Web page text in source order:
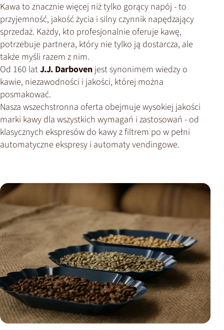
Kawa to znacznie więcej niż tylko gorący napój - to
przyjemność, jakość życia i silny czynnik napędzający
sprzedaż. Każdy, kto profesjonalnie oferuje kawę,
potrzebuje partnera, który nie tylko ją dostarcza, ale
także myśli razem z nim.
Od 160 latJ.J. Darboven jest synonimem wiedzy o
kawie, niezawodności i jakości, której można
posmakować.
Nasza wszechstronna oferta obejmuje wysokiej jakości
marki kawy dla wszystkich wymagań i zastosowań - od
klasycznych ekspresów do kawy z filtrem po w pełni
automatyczne ekspresy i automaty vendingowe.